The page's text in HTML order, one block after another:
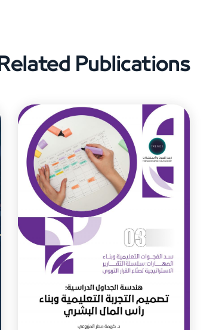
Related Publications